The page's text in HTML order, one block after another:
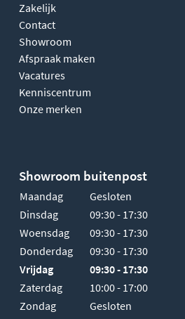
Zakelijk
Contact
Showroom
Afspraak maken
Vacatures
Kenniscentrum
Onze merken
Showroom buitenpost
Maandag
Gesloten
Dinsdag
09:30 - 17:30
Woensdag
09:30 - 17:30
Donderdag
09:30 - 17:30
Vrijdag
09:30 - 17:30
Zaterdag
10:00 - 17:00
Zondag
Gesloten